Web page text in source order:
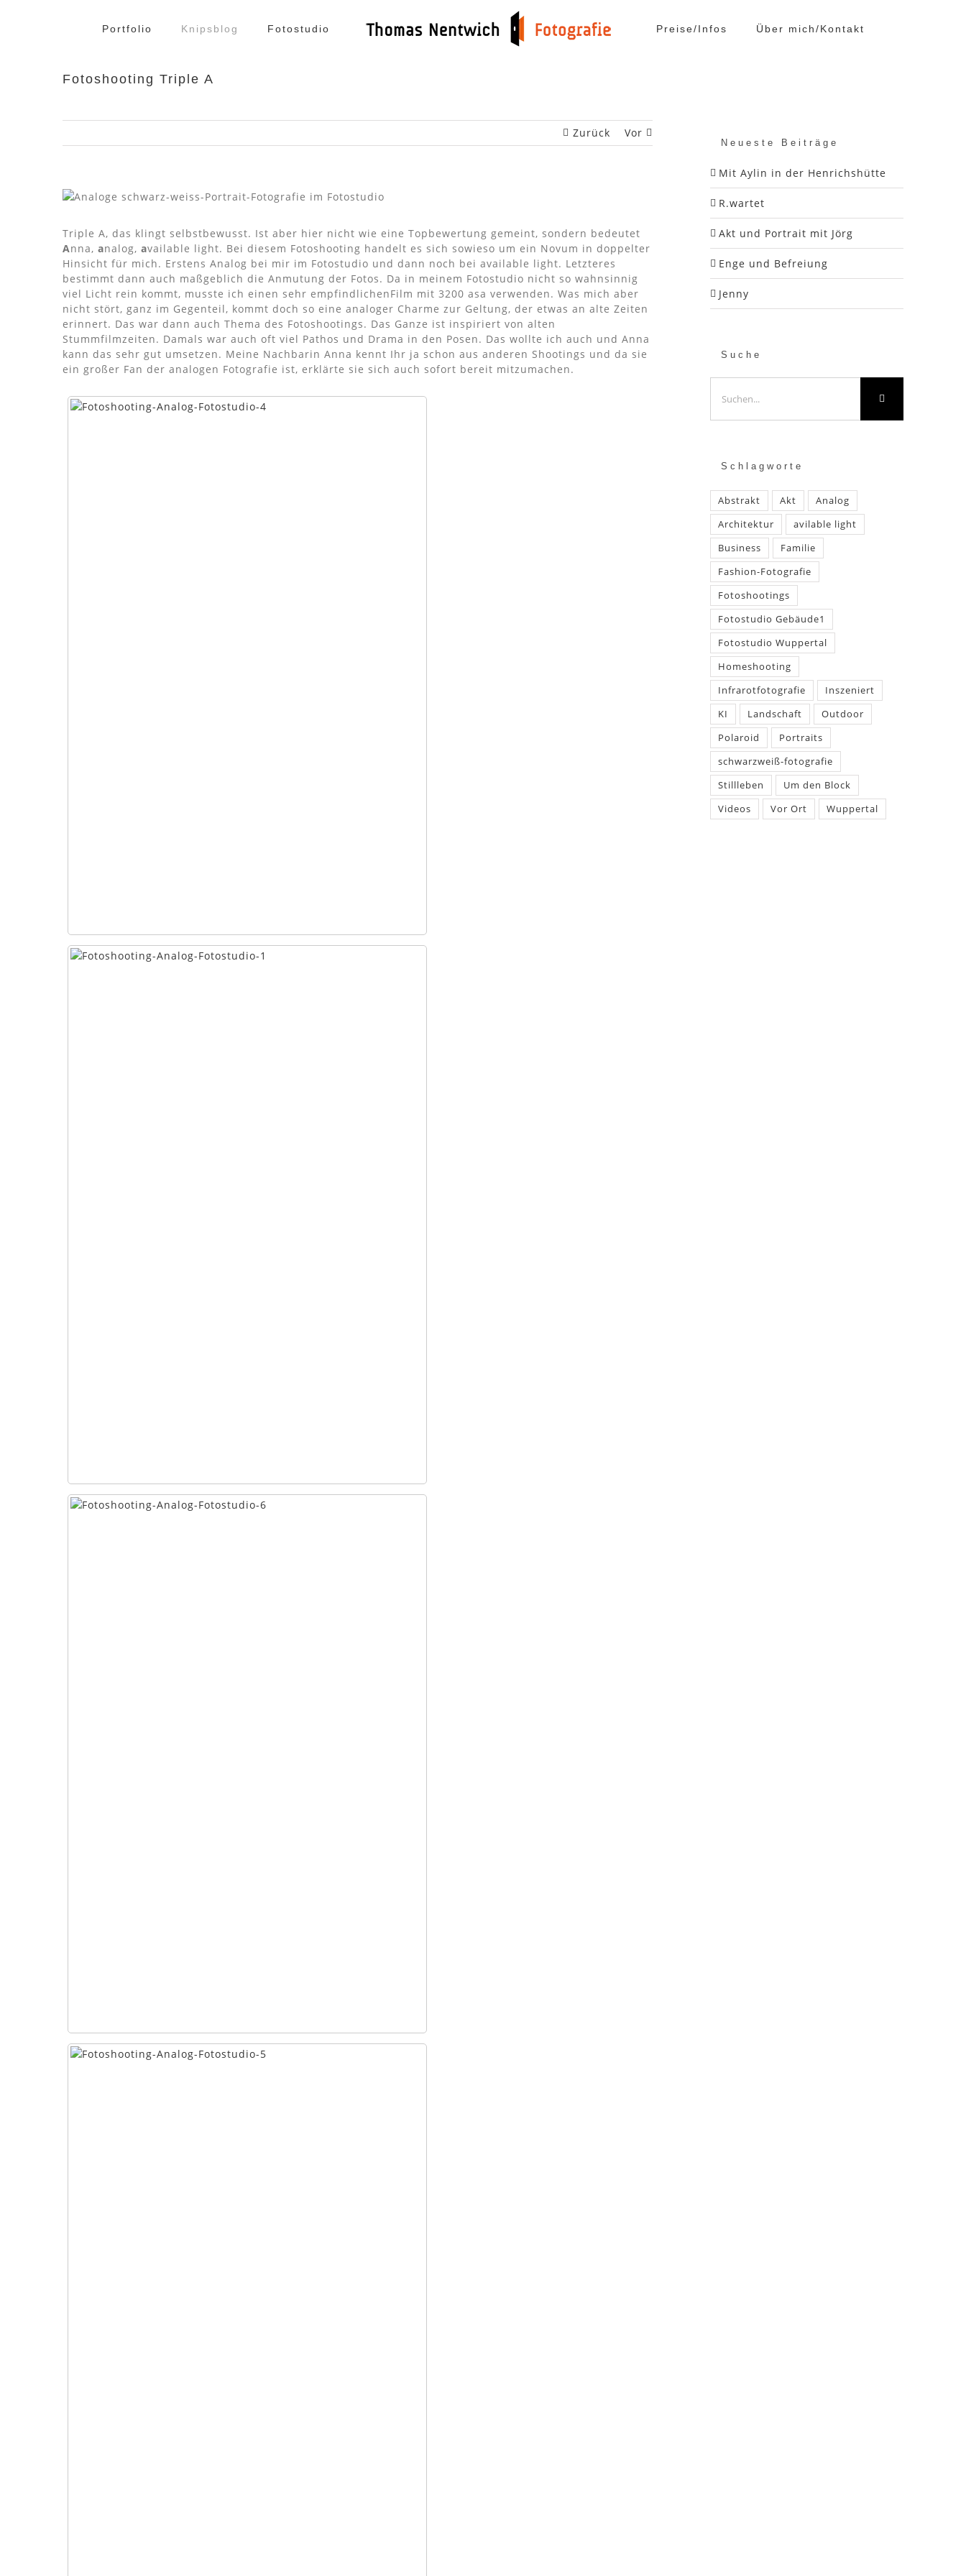
Portfolio Knipsblog Fotostudio Preise/Infos Über mich/Kontakt
Fotoshooting Triple A
Zurück Vor
Triple A, das klingt selbstbewusst. Ist aber hier nicht wie eine Topbewertung gemeint, sondern bedeutet
Anna, analog, available light. Bei diesem Fotoshooting handelt es sich sowieso um ein Novum in doppelter
Hinsicht für mich. Erstens Analog bei mir im Fotostudio und dann noch bei available light. Letzteres
bestimmt dann auch maßgeblich die Anmutung der Fotos. Da in meinem Fotostudio nicht so wahnsinnig
viel Licht rein kommt, musste ich einen sehr empfindlichenFilm mit 3200 asa verwenden. Was mich aber
nicht stört, ganz im Gegenteil, kommt doch so eine analoger Charme zur Geltung, der etwas an alte Zeiten
erinnert. Das war dann auch Thema des Fotoshootings. Das Ganze ist inspiriert von alten
Stummfilmzeiten. Damals war auch oft viel Pathos und Drama in den Posen. Das wollte ich auch und Anna
kann das sehr gut umsetzen. Meine Nachbarin Anna kennt Ihr ja schon aus anderen Shootings und da sie
ein großer Fan der analogen Fotografie ist, erklärte sie sich auch sofort bereit mitzumachen.
Neueste Beiträge
Mit Aylin in der Henrichshütte
R.wartet
Akt und Portrait mit Jörg
Enge und Befreiung
Jenny
Suche
nach:
Schlagworte
Abstrakt Akt
Analog
Architektur
avilable light
Business
Familie
Fashion-Fotografie
Fotoshootings
Fotostudio Gebäude1
Fotostudio Wuppertal
Homeshooting
Infrarotfotografie
Inszeniert
KI
Landschaft
Outdoor
Polaroid
Portraits
schwarzweiß-fotografie
Stillleben
Um den Block
Videos
Vor Ort Wuppertal